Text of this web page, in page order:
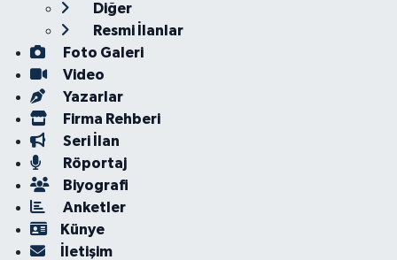
Diğer
Resmi İlanlar
Foto Galeri
Video
Yazarlar
Firma Rehberi
Seri İlan
Röportaj
Biyografi
Anketler
Künye
İletişim